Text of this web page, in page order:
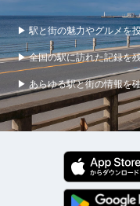
▶ 駅と街の魅力やグルメを
▶ 全国の駅に訪れた記録を
▶ あらゆる駅と街の情報を